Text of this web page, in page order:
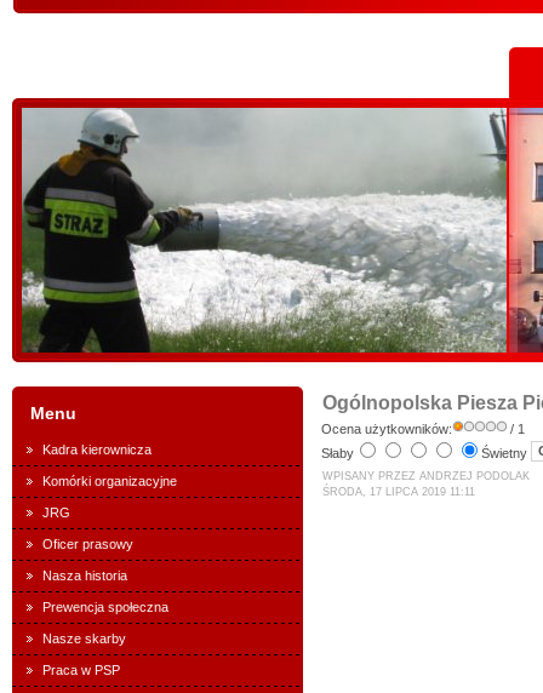
Menu
Kadra kierownicza
Komórki organizacyjne
JRG
Oficer prasowy
Nasza historia
Prewencja społeczna
Nasze skarby
Praca w PSP
Ogólnopolska Piesza
Ocena użytkowników:
/ 1
Słaby
Świetny
WPISANY PRZEZ ANDRZEJ PODOLAK
ŚRODA, 17 LIPCA 2019 11:11